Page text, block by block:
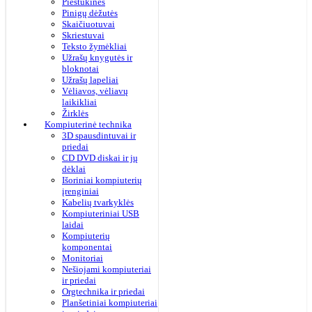
Pinigų dėžutės
Skaičiuotuvai
Skriestuvai
Teksto žymėkliai
Užrašų knygutės ir
bloknotai
Užrašų lapeliai
Vėliavos, vėliavų
laikikliai
Žirklės
Kompiuterinė technika
3D spausdintuvai ir
priedai
CD DVD diskai ir jų
dėklai
Išoriniai kompiuterių
įrenginiai
Kabelių tvarkyklės
Kompiuteriniai USB
laidai
Kompiuterių
komponentai
Monitoriai
Nešiojami kompiuteriai
ir priedai
Orgtechnika ir priedai
Planšetiniai kompiuteriai